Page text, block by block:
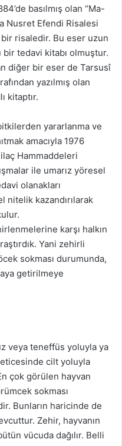
basılmış olan “Ma-
Nusret Efendi Risalesi
bir risaledir. Bu eser uzun
bir tedavi kitabı olmuştur.
diğer bir eser de Tarsusî
yazılmış olan
kitaptır.
yararlanma ve
amacıyla 1976
Hammaddeleri
ile umarız yöresel
olanakları
kazandırılarak
karşı halkın
Yani zehirli
sokması durumunda,
getirilmeye
veya teneffüs yoluyla ya
cilt yoluyla
çok görülen hayvan
sokması
Bunların haricinde de
Zehir, hayvanın
vücuda dağılır. Belli